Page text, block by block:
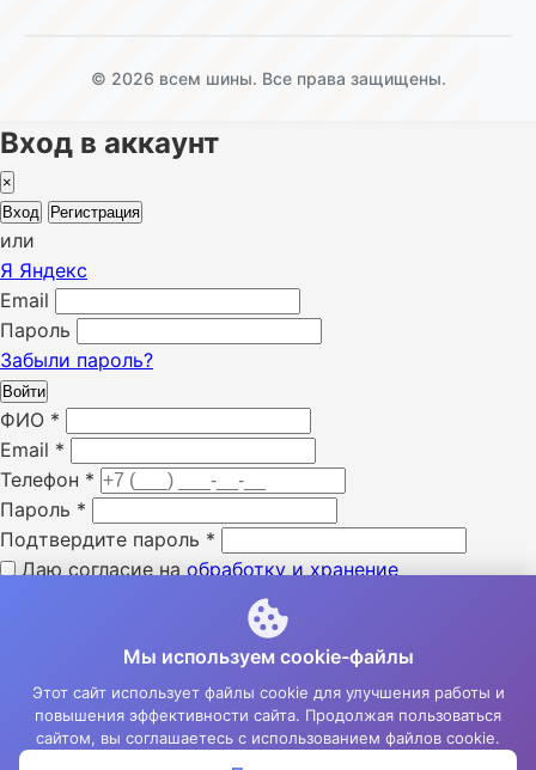
© 2026 всем шины. Все права защищены.
Вход в аккаунт
×
Вход
Регистрация
или
Я Яндекс
Email
Пароль
Забыли пароль?
Войти
ФИО *
Email *
Телефон *
Пароль *
Подтвердите пароль *
Даю согласие на обработку и хранение
политикой конфиденциальности
Я даю согласие на получение SMS уведомлений *
Я даю согласие на получение e-mail уведомлений *
Зарегистрироваться
Мы используем cookie-файлы
Этот сайт использует файлы cookie для улучшения работы и
повышения эффективности сайта. Продолжая пользоваться
сайтом, вы соглашаетесь с использованием файлов cookie.